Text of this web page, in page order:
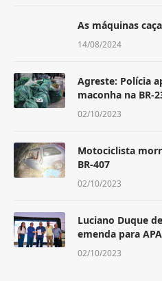
As máquinas
14/08/2024
Agreste: Polícia
maconha na BR-
02/10/2023
Motociclista
BR-407
02/10/2023
Luciano Duque
emenda para
02/10/2023